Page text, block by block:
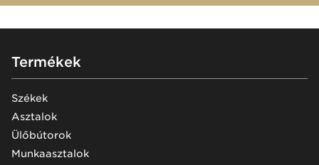
Footer
Termékek
Székek
Asztalok
Ülőbútorok
Munkaasztalok